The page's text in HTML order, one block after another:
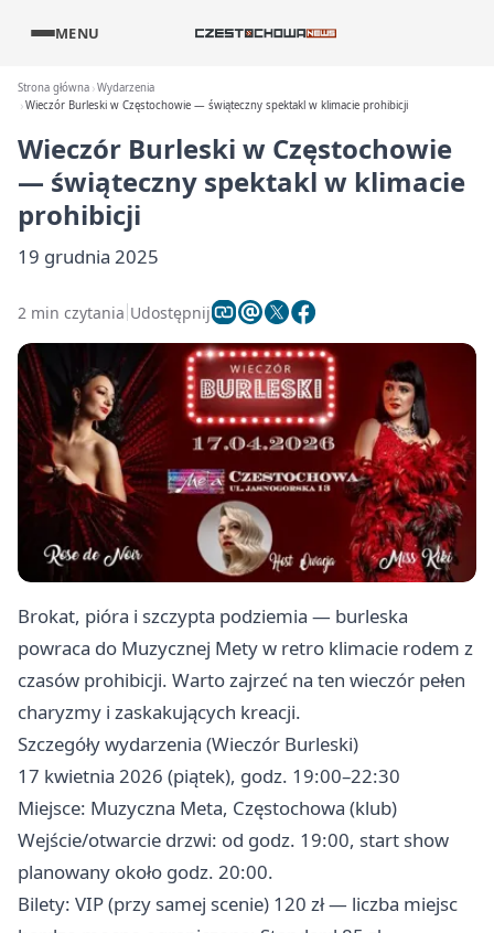
MENU
Strona główna Wydarzenia
Wieczór Burleski w Częstochowie — świąteczny spektakl w klimacie prohibicji
Wieczór Burleski w Częstochowie
— świąteczny spektakl w klimacie
prohibicji
19 grudnia 2025
2 min czytania Udostępnij
Brokat, pióra i szczypta podziemia — burleska
powraca do Muzycznej Mety w retro klimacie rodem z
czasów prohibicji. Warto zajrzeć na ten wieczór pełen
charyzmy i zaskakujących kreacji.
Szczegóły wydarzenia (Wieczór Burleski)
17 kwietnia 2026 (piątek), godz. 19:00–22:30
Miejsce: Muzyczna Meta, Częstochowa (klub)
Wejście/otwarcie drzwi: od godz. 19:00, start show
planowany około godz. 20:00.
Bilety: VIP (przy samej scenie) 120 zł — liczba miejsc